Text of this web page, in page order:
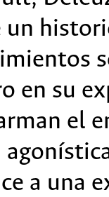
un
en su
el
a una